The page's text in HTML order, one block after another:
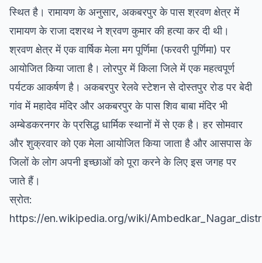
स्थित है। रामायण के अनुसार, अकबरपुर के पास श्रवण क्षेत्र में
रामायण के राजा दशरथ ने श्रवण कुमार की हत्या कर दी थी।
श्रवण क्षेत्र में एक वार्षिक मेला मग पूर्णिमा (फरवरी पूर्णिमा) पर
आयोजित किया जाता है। लोरपुर में किला जिले में एक महत्वपूर्ण
पर्यटक आकर्षण है। अकबरपुर रेलवे स्टेशन से दोस्तपुर रोड पर बेदी
गांव में महादेव मंदिर और अकबरपुर के पास शिव बाबा मंदिर भी
अम्बेडकरनगर के प्रसिद्ध धार्मिक स्थानों में से एक है। हर सोमवार
और शुक्रवार को एक मेला आयोजित किया जाता है और आसपास के
जिलों के लोग अपनी इच्छाओं को पूरा करने के लिए इस जगह पर
जाते हैं।
स्रोत:
https://en.wikipedia.org/wiki/